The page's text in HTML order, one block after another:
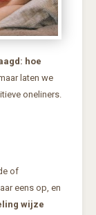
hoe
laten we
oneliners.
of
eens op, en
wijze